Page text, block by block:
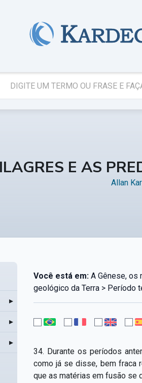
E AS
Allan
▸
▸
▸
Você está em:A Gênese, os
geológico da Terra > Período
34. Durante os períodos
como já se disse, bem fraca
que as matérias em fusão se